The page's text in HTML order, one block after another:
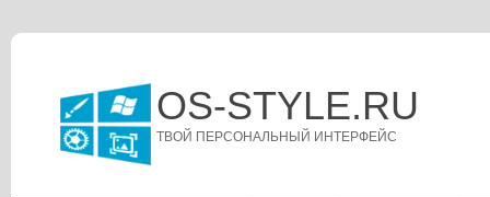
OS-STYLE.RU
ТВОЙ ПЕРСОНАЛЬНЫЙ ИНТЕРФЕЙС